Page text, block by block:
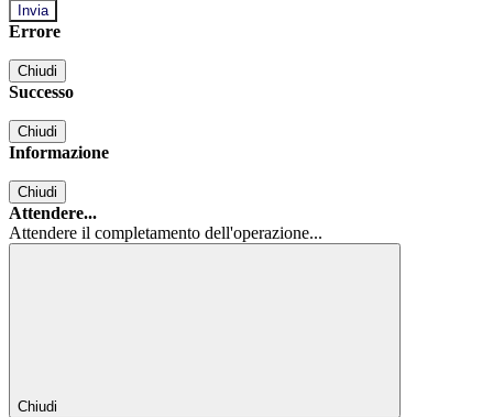
Errore
Chiudi
Successo
Chiudi
Informazione
Chiudi
Attendere...
Attendere il completamento dell'operazione...
Chiudi